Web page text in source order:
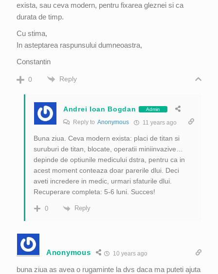
exista, sau ceva modern, pentru fixarea gleznei si ca
durata de timp.
Cu stima,
In asteptarea raspunsului dumneoastra,
Constantin
0 Reply
Andrei Ioan Bogdan Admin
Reply to Anonymous 11 years ago
Buna ziua. Ceva modern exista: placi de titan si
suruburi de titan, blocate, operatii miniinvazive…
depinde de optiunile medicului dstra, pentru ca in
acest moment conteaza doar parerile dlui. Deci
aveti incredere in medic, urmari sfaturile dlui.
Recuperare completa: 5-6 luni. Succes!
0 Reply
Anonymous 10 years ago
buna ziua as avea o rugaminte la dvs daca ma puteti ajuta